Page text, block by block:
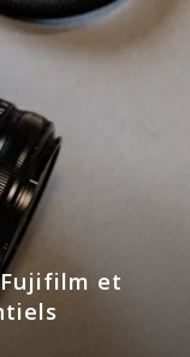
Fujifilm et